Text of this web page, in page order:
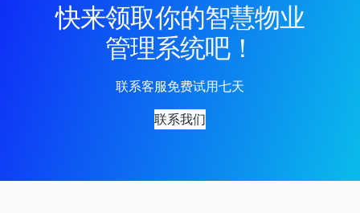
快来领取你的智慧物业
管理系统吧！
联系客服免费试用七天
联系我们